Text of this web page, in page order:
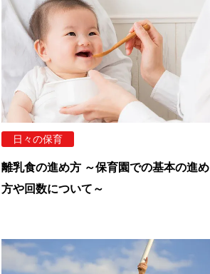
日々の保育
離乳食の進め方 ～保育園での基本の進め
方や回数について～